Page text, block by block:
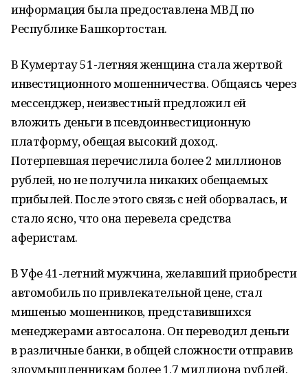
информация была предоставлена МВД по
Республике Башкортостан.
В Кумертау 51-летняя женщина стала жертвой
инвестиционного мошенничества. Общаясь через
мессенджер, неизвестный предложил ей
вложить деньги в псевдоинвестиционную
платформу, обещая высокий доход.
Потерпевшая перечислила более 2 миллионов
рублей, но не получила никаких обещаемых
прибылей. После этого связь с ней оборвалась, и
стало ясно, что она перевела средства
аферистам.
В Уфе 41-летний мужчина, желавший приобрести
автомобиль по привлекательной цене, стал
мишенью мошенников, представившихся
менеджерами автосалона. Он переводил деньги
в различные банки, в общей сложности отправив
злоумышленникам более 1,7 миллиона рублей.